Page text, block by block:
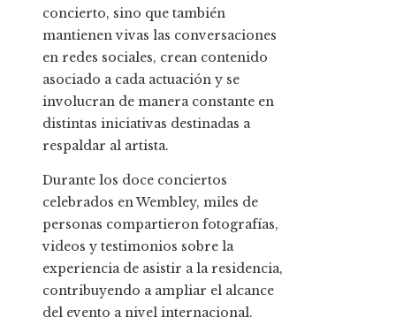
concierto, sino que también
mantienen vivas las conversaciones
en redes sociales, crean contenido
asociado a cada actuación y se
involucran de manera constante en
distintas iniciativas destinadas a
respaldar al artista.
Durante los doce conciertos
celebrados en Wembley, miles de
personas compartieron fotografías,
videos y testimonios sobre la
experiencia de asistir a la residencia,
contribuyendo a ampliar el alcance
del evento a nivel internacional.